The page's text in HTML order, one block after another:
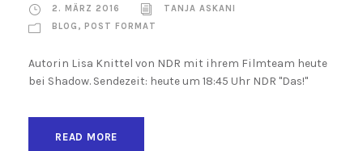
2. MÄRZ 2016
TANJA ASKANI
BLOG , POST FORMAT
Autorin Lisa Knittel von NDR mit ihrem Filmteam heute
bei Shadow. Sendezeit: heute um 18:45 Uhr NDR "Das!"
READ MORE